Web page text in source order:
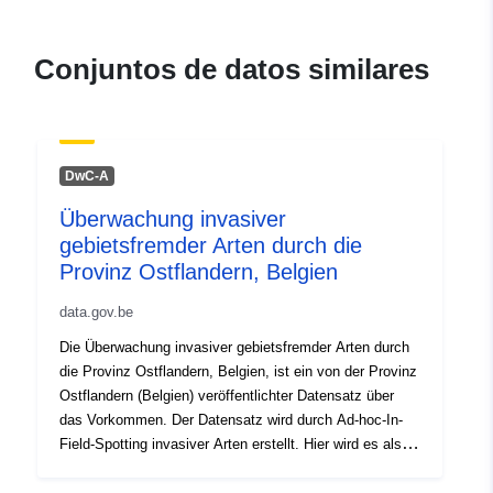
Registro del
Añadido a data.europa.eu:
Espacial: Coordenadas:
], [ 4.36, 51.35 ], [ 4.36, 50.72
], [ 3.33, 50.72 ], [ 3.33, 51.35
Identificadores:
https://www.gbif.org/dataset/
bf1c-4631-a6d5-4f2d29d22e40
Conjuntos de datos similares
DwC-A
Überwachung invasiver
gebietsfremder Arten durch die
Provinz Ostflandern, Belgien
data.gov.be
Die Überwachung invasiver gebietsfremder Arten durch
die Provinz Ostflandern, Belgien, ist ein von der Provinz
Ostflandern (Belgien) veröffentlichter Datensatz über
das Vorkommen. Der Datensatz wird durch Ad-hoc-In-
Field-Spotting invasiver Arten erstellt. Hier wird es als